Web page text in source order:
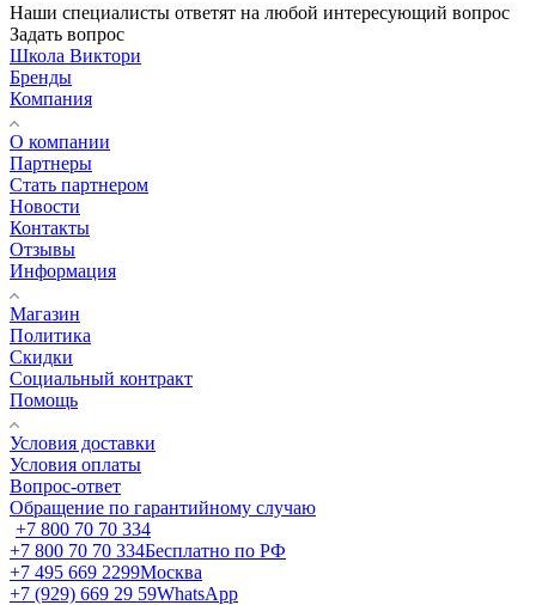
Наши специалисты ответят на любой интересующий вопрос
Задать вопрос
Школа Виктори
Бренды
Компания
О компании
Партнеры
Стать партнером
Новости
Контакты
Отзывы
Информация
Магазин
Политика
Скидки
Социальный контракт
Помощь
Условия доставки
Условия оплаты
Вопрос-ответ
Обращение по гарантийному случаю
+7 800 70 70 334
+7 800 70 70 334Бесплатно по РФ
+7 495 669 2299Москва
+7 (929) 669 29 59WhatsApp